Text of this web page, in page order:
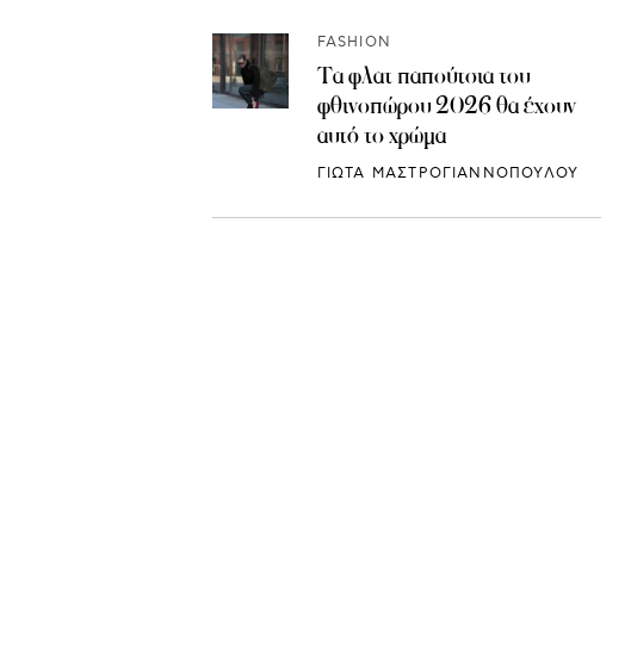
FASHION
Τα φλατ παπούτσια του
φθινοπώρου 2026 θα έχουν
αυτό το χρώμα
ΓΙΩΤΑ ΜΑΣΤΡΟΓΙΑΝΝΟΠΟΥΛΟΥ